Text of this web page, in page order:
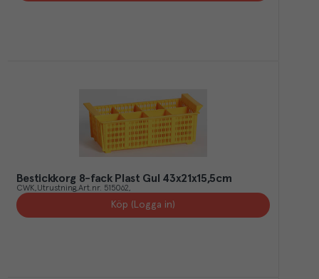
Bestickkorg 8-fack Plast Gul 43x21x15,5cm
CWK Utrustning Art.nr. 515062
Köp (Logga in)